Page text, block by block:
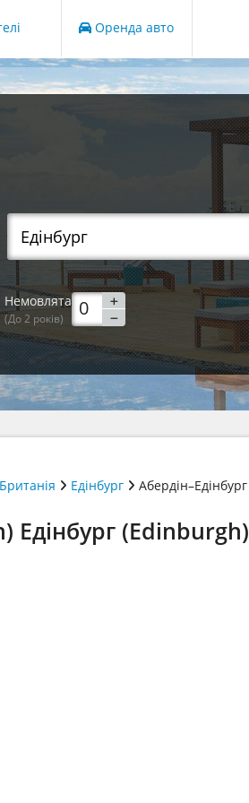
Оренда авто
Немовлята
(До 2 років)
Едінбург Абердін–Едінбург
Едінбург (Edinburgh)